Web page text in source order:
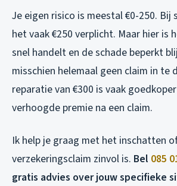
Je eigen risico is meestal €0-250. Bij
het vaak €250 verplicht. Maar hier is
snel handelt en de schade beperkt
misschien helemaal geen claim in te
reparatie van €300 is vaak
verhoogde premie na een claim.
Ik help je graag met het inschatten
verzekeringsclaim zinvol is. Bel 085
gratis advies over jouw specifieke